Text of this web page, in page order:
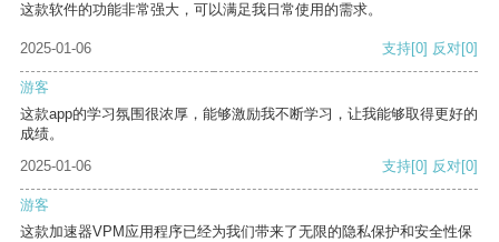
这款软件的功能非常强大，可以满足我日常使用的需求。
2025-01-06 支持[0] 反对[0]
游客
这款app的学习氛围很浓厚，能够激励我不断学习，让我能够取得更好的
成绩。
2025-01-06
支持[0] 反对[0]
游客
这款加速器VPM应用程序已经为我们带来了无限的隐私保护和安全性保